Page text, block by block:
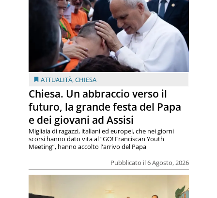
ATTUALITÀ,CHIESA
Chiesa. Un abbraccio verso il
futuro, la grande festa del Papa
e dei giovani ad Assisi
Pubblicato il 6 Agosto, 2026
Migliaia di ragazzi, italiani ed europei, che nei giorni
scorsi hanno dato vita al “GO! Franciscan Youth
Meeting”, hanno accolto l'arrivo del Papa